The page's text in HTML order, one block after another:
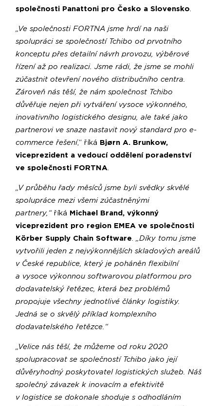
společnosti Panattoni pro Česko a Slovensko.
„Ve společnosti FORTNA jsme hrdí na naši
spolupráci se společností Tchibo od prvotního
konceptu přes detailní návrh provozu, výběrové
řízení až po realizaci. Jsme rádi, že jsme se mohli
zúčastnit otevření nového distribučního centra.
Zároveň nás těší, že nám společnost Tchibo
důvěřuje nejen při vytváření vysoce výkonného,
inovativního logistického designu, ale také jako
partnerovi ve snaze nastavit nový standard pro e-
commerce řešení,“ říká Bjørn A. Brunkow,
viceprezident a vedoucí oddělení poradenství
ve společnosti FORTNA.
„V průběhu řady měsíců jsme byli svědky skvělé
spolupráce mezi všemi zúčastněnými
partnery,“ říká Michael Brand, výkonný
viceprezident pro region EMEA ve společnosti
Körber Supply Chain Software. „Díky tomu jsme
vytvořili jeden z nejvýkonnějších skladových areálů
v České republice, který je poháněn flexibilní
a vysoce výkonnou softwarovou platformou pro
dodavatelský řetězec, která bez problémů
propojuje všechny jednotlivé články logistiky.
Jedná se o skvělý příklad komplexního
dodavatelského řetězce.“
„Velice nás těší, že můžeme od roku 2020
spolupracovat se společností Tchibo jako její
důvěryhodný poskytovatel logistických služeb. Náš
společný závazek k inovacím a efektivitě
v logistice se dokonale shoduje s odhodláním